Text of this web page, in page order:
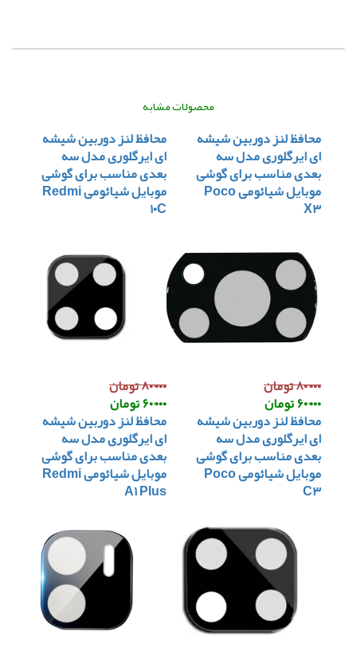
محصولات مشابه
محافظ لنز دوربین شیشه
ای ایرگلوری مدل سه
بعدی مناسب برای گوشی
موبایل شیائومی Poco
X۳
۸۰٬۰۰۰ تومان
۶۰٬۰۰۰ تومان
محافظ لنز دوربین شیشه
ای ایرگلوری مدل سه
بعدی مناسب برای گوشی
موبایل شیائومی Redmi
۱۰C
۸۰٬۰۰۰ تومان
۶۰٬۰۰۰ تومان
محافظ لنز دوربین شیشه
ای ایرگلوری مدل سه
بعدی مناسب برای گوشی
موبایل شیائومی Poco
C۳
محافظ لنز دوربین شیشه
ای ایرگلوری مدل سه
بعدی مناسب برای گوشی
موبایل شیائومی Redmi
A۱ Plus